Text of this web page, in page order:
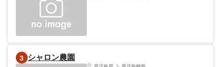
3 シャロン農園